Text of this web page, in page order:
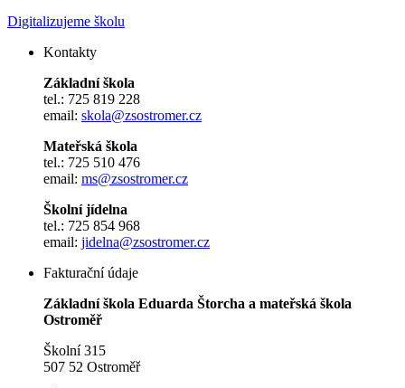
Digitalizujeme školu
Kontakty
Základní škola
tel.: 725 819 228
email: skola@zsostromer.cz
Mateřská škola
tel.: 725 510 476
email: ms@zsostromer.cz
Školní jídelna
tel.: 725 854 968
email: jidelna@zsostromer.cz
Fakturační údaje
Základní škola Eduarda Štorcha a mateřská škola
Ostroměř
Školní 315
507 52 Ostroměř